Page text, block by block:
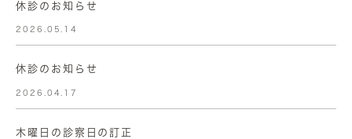
休診のお知らせ
2026.05.14
休診のお知らせ
2026.04.17
木曜日の診察日の訂正